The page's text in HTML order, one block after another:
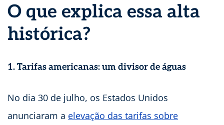
O que explica essa alta
histórica?
1. Tarifas americanas: um divisor de águas
No dia 30 de julho, os Estados Unidos
anunciaram a elevação das tarifas sobre